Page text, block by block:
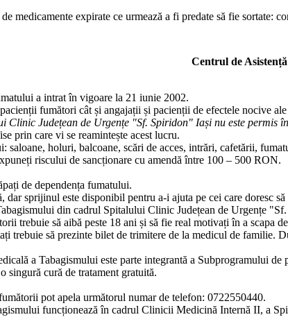
medicamente expirate ce urmează a fi predate să fie sortate:
Centrul de
a intrat în vigoare la 21 iunie 2002.
fumători cât și angajații și pacienții de efectele nocive
Clinic Județean de Urgențe "Sf. Spiridon" Iași nu este permis
prin care vi se reamintește acest lucru.
holuri, balcoane, scări de acces, intrări, cafetării,
riscului de sancționare cu amendă între 100 – 500 RON.
de dependența fumatului.
dar sprijinul este disponibil pentru a-i ajuta pe cei care doresc să
din cadrul Spitalului Clinic Județean de Urgențe
trebuie să aibă peste 18 ani și să fie real motivați în a scapa
trebuie să prezinte bilet de trimitere de la medicul de familie.
a Tabagismului este parte integrantă a Subprogramului
singură cură de tratament gratuită.
pot apela următorul numar de telefon: 0722550440.
funcționează în cadrul Clinicii Medicină Internă II, a